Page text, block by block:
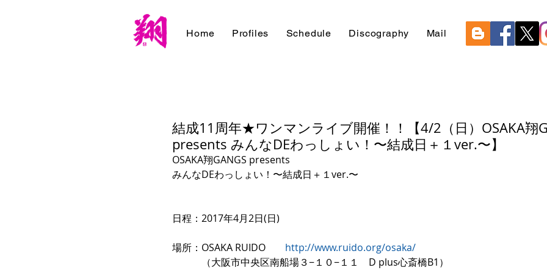
Home Profiles Schedule Discography Mail
結成11周年★ワンマンライブ開催！！【4/2（日）OSAKA翔
presents みんなDEわっしょい！〜結成日＋１ver.〜】
OSAKA翔GANGS presents
みんなDEわっしょい！〜結成日＋１ver.〜
日程：2017年4月2日(日)
場所：OSAKA RUIDO http://www.ruido.org/osaka/
（大阪市中央区南船場３−１０−１１　D plus心斎橋B1）